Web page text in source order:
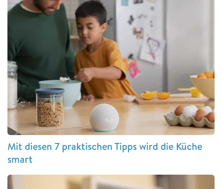
Mit diesen 7 praktischen Tipps wird die Küche
smart